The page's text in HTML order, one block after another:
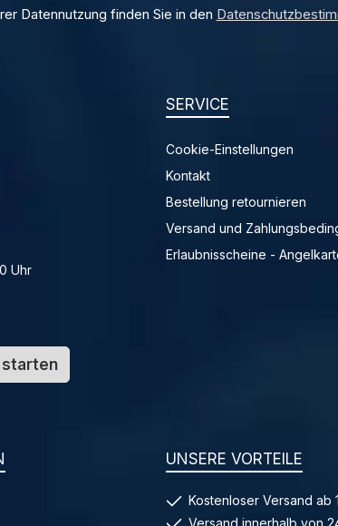
Datennutzung finden Sie in den
Uhr
starten
SERVICE
Cookie-Einstellungen
Kontakt
Bestellung retournieren
Versand und
Erlaubnisscheine -
UNSERE VORTEILE
Kostenloser Versand ab
Versand innerhalb von